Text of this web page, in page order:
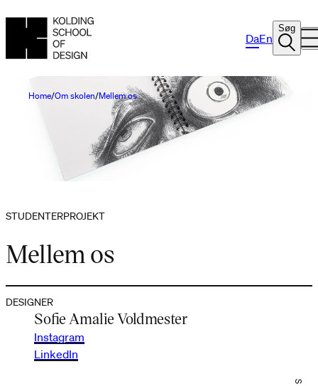
DaEn
Søg
Home Om skolen Mellem os
STUDENTERPROJEKT
Mellem os
DESIGNER
Sofie Amalie Voldmester
Instagram
LinkedIn